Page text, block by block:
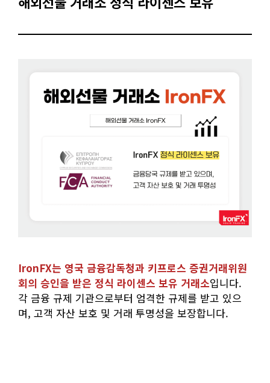
IronFX는 영국 금융감독청과 키프로스 증권거래위원
회의 승인을 받은 정식 라이센스 보유 거래소입니다.
각 금융 규제 기관으로부터 엄격한 규제를 받고 있으
며, 고객 자산 보호 및 거래 투명성을 보장합니다.